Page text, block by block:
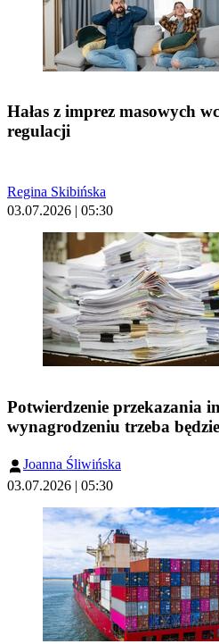
Hałas z imprez masowych
regulacji
Regina Skibińska
03.07.2026 | 05:30
Potwierdzenie przekazania
wynagrodzeniu trzeba
Joanna Śliwińska
03.07.2026 | 05:30